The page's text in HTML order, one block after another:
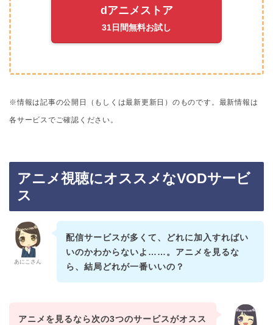
dアニメストア
31日間無料お試し
※情報は記事の公開日（もしくは最新更新日）のものです。 最新情報は
各サービスでご確認ください。
アニメ視聴にオススメなVODサービ
ス
あにこさん
配信サービスが多くて、どれに加入すればい
いのかわからないよ……。アニメを見るな
ら、結局どれが一番いいの？
アニメを見るなら次の3つのサービスがオスス